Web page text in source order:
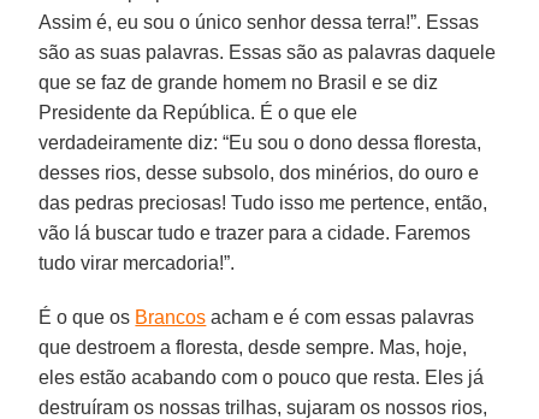
Assim é, eu sou o único senhor dessa terra!”. Essas
são as suas palavras. Essas são as palavras daquele
que se faz de grande homem no Brasil e se diz
Presidente da República. É o que ele
verdadeiramente diz: “Eu sou o dono dessa floresta,
desses rios, desse subsolo, dos minérios, do ouro e
das pedras preciosas! Tudo isso me pertence, então,
vão lá buscar tudo e trazer para a cidade. Faremos
tudo virar mercadoria!”.
É o que os Brancos acham e é com essas palavras
que destroem a floresta, desde sempre. Mas, hoje,
eles estão acabando com o pouco que resta. Eles já
destruíram os nossas trilhas, sujaram os nossos rios,